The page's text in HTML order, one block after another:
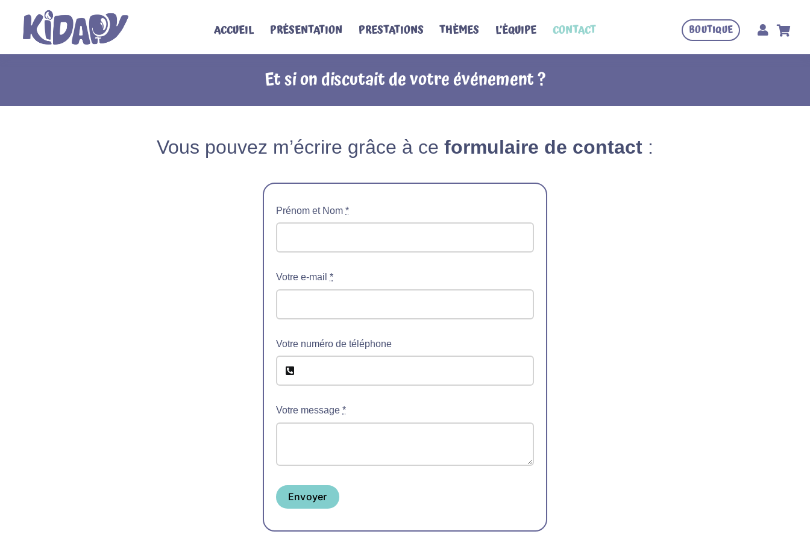
contenu
ACCUEIL PRÉSENTATION PRESTATIONS THÈMES L’ÉQUIPE CONTACT BOUTIQUE
Et si on discutait de votre événement ?
Vous pouvez m’écrire grâce à ce formulaire de contact :
Prénom et Nom *
Votre e-mail *
Votre numéro de téléphone
Votre message *
Envoyer